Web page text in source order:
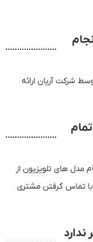
شرکت آریان ارائه
مدل های تلویزیون از
تماس گرفتن مشتری